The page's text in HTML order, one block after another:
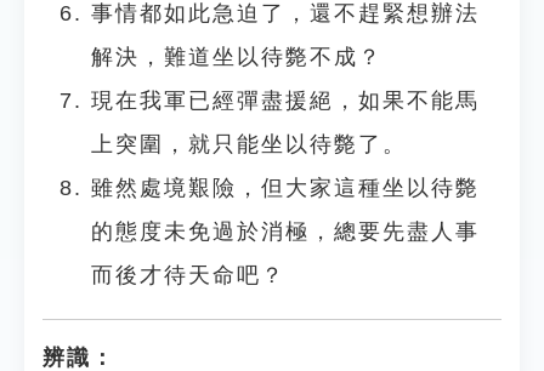
事情都如此急迫了，還不趕緊想辦法
解決，難道坐以待斃不成？
現在我軍已經彈盡援絕，如果不能馬
上突圍，就只能坐以待斃了。
雖然處境艱險，但大家這種坐以待斃
的態度未免過於消極，總要先盡人事
而後才待天命吧？
辨識：